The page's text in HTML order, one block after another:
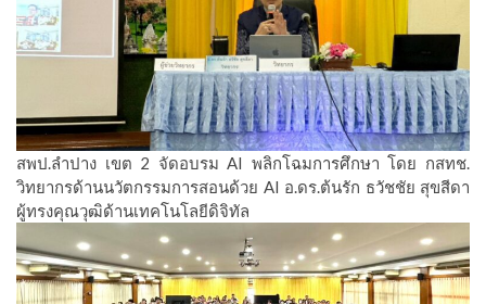
สพป.ลำปาง เขต 2 จัดอบรม AI พลิกโฉมการศึกษา โดย กสทช.
วิทยากรด้านนวัตกรรมการสอนด้วย AI อ.ดร.ต้นรัก ธวัชชัย สุขสีดา
ผู้ทรงคุณวุฒิด้านเทคโนโลยีดิจิทัล